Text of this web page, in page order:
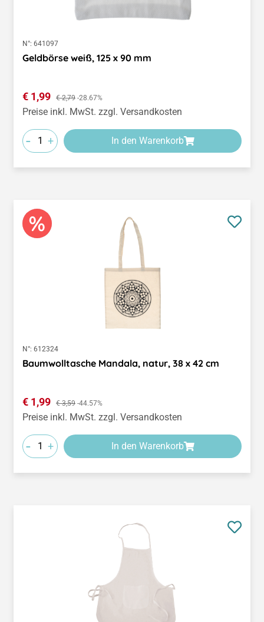
N°: 641097
Geldbörse weiß, 125 x 90 mm
Verkaufspreis:
€ 1,99 Regulärer Preis:
€ 2,79 -28.67%
Preise inkl. MwSt. zzgl. Versandkosten
- + In den Warenkorb
N°: 612324
Baumwolltasche Mandala, natur, 38 x 42 cm
Verkaufspreis:
€ 1,99 Regulärer Preis:
€ 3,59 -44.57%
Preise inkl. MwSt. zzgl. Versandkosten
- + In den Warenkorb